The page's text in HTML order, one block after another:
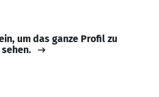
um das ganze Profil zu
sehen.